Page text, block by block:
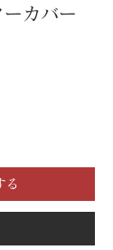
カバー
る